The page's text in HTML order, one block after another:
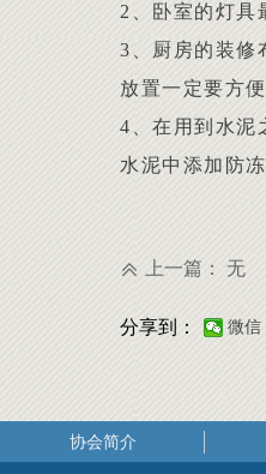
2、卧室的灯具
3、厨房的装修
放置一定要方便
4、在用到水泥
水泥中添加防
ꅁ 上一篇： 无
分享到： 微信
协会简介